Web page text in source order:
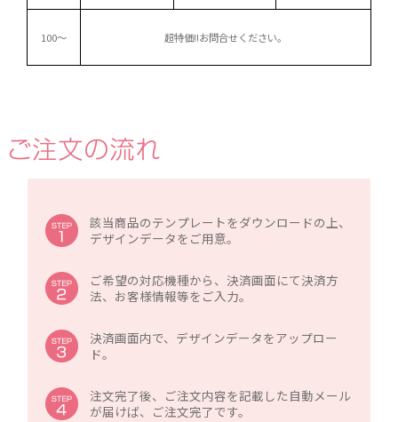
100～ 超特価!!お問合せください。
該当商品のテンプレートをダウンロードの上、
デザインデータをご用意。
ご希望の対応機種から、決済画面にて決済方
法、お客様情報等をご入力。
決済画面内で、デザインデータをアップロー
ド。
注文完了後、ご注文内容を記載した自動メール
が届けば、ご注文完了です。